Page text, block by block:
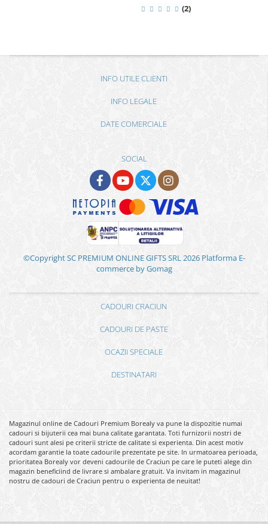
(2)
INFO UTILE CLIENTI
INFO LEGALE
DATE COMERCIALE
SOCIAL
©Copyright SC PREMIUM ONLINE GIFTS SRL 2026 Platforma E-
commerce by Gomag
CADOURI CRACIUN
CADOURI DE PASTE
OCAZII SPECIALE
DESTINATARI
Magazinul online de Cadouri Premium Borealy va pune la dispozitie numai
cadouri si bijuterii cea mai buna calitate garantata. Toti furnizorii nostri de
cadouri sunt alesi pe criterii stricte de calitate si experienta. Din acest motiv
acordam garantie la toate cadourile prezentate pe site. In urmatoarea perioada,
prioritatea Borealy vor deveni cadourile de Craciun pe care le puteti alege din
magazin beneficiind de livrare si ambalare gratuit. Va invitam in magazinul
nostru de cadouri de Craciun pentru o experienta de neuitat!